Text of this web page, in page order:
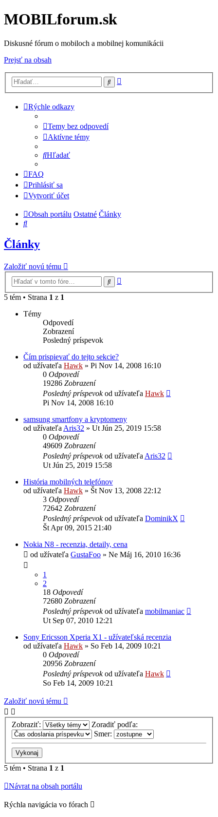
MOBILforum.sk
Diskusné fórum o mobiloch a mobilnej komunikácii
Prejsť na obsah
Hľadať
Rýchle odkazy
Temy bez odpovedí
Aktívne témy
Hľadať
FAQ
Prihlásiť sa
Vytvoriť účet
Obsah portálu Ostatné Články
Hľadať
Články
Založiť novú tému
Hľadať
5 tém • Strana 1 z 1
Témy
Odpovedí
Zobrazení
Posledný príspevok
Čím prispievať do tejto sekcie?
od užívateľa Hawk » Pi Nov 14, 2008 16:10
0 Odpovedí
19286 Zobrazení
Posledný príspevokod užívateľa Hawk
Pi Nov 14, 2008 16:10
samsung smartfony a kryptomeny
od užívateľa Aris32 » Ut Jún 25, 2019 15:58
0 Odpovedí
49609 Zobrazení
Posledný príspevokod užívateľa Aris32
Ut Jún 25, 2019 15:58
História mobilných telefónov
od užívateľa Hawk » Št Nov 13, 2008 22:12
3 Odpovedí
72642 Zobrazení
Posledný príspevokod užívateľa DominikX
Št Apr 09, 2015 21:40
Nokia N8 - recenzia, detaily, cena
od užívateľa GustaFoo » Ne Máj 16, 2010 16:36
1
2
18 Odpovedí
72680 Zobrazení
Posledný príspevokod užívateľa mobilmaniac
Ut Sep 07, 2010 12:21
Sony Ericsson Xperia X1 - užívateľská recenzia
od užívateľa Hawk » So Feb 14, 2009 10:21
0 Odpovedí
20956 Zobrazení
Posledný príspevokod užívateľa Hawk
So Feb 14, 2009 10:21
Založiť novú tému
Zobraziť:
Zoradiť podľa:
Smer:
5 tém • Strana 1 z 1
Návrat na obsah portálu
Rýchla navigácia vo fórach